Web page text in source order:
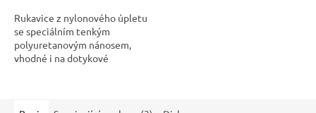
Rukavice z nylonového úpletu
se speciálním tenkým
polyuretanovým nánosem,
vhodné i na dotykové